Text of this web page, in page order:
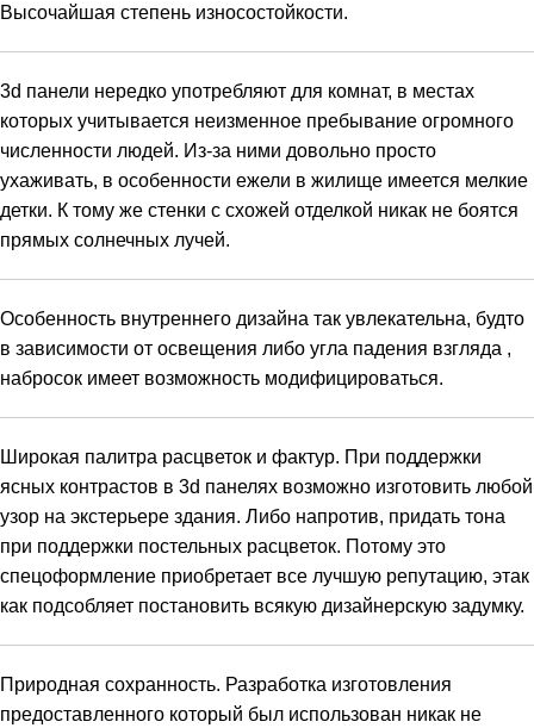
Высочайшая степень износостойкости.
3d панели нередко употребляют для комнат, в местах
которых учитывается неизменное пребывание огромного
численности людей. Из-за ними довольно просто
ухаживать, в особенности ежели в жилище имеется мелкие
детки. К тому же стенки с схожей отделкой никак не боятся
прямых солнечных лучей.
Особенность внутреннего дизайна так увлекательна, будто
в зависимости от освещения либо угла падения взгляда ,
набросок имеет возможность модифицироваться.
Широкая палитра расцветок и фактур. При поддержки
ясных контрастов в 3d панелях возможно изготовить любой
узор на экстерьере здания. Либо напротив, придать тона
при поддержки постельных расцветок. Потому это
спецоформление приобретает все лучшую репутацию, этак
как подсобляет постановить всякую дизайнерскую задумку.
Природная сохранность. Разработка изготовления
предоставленного который был использован никак не